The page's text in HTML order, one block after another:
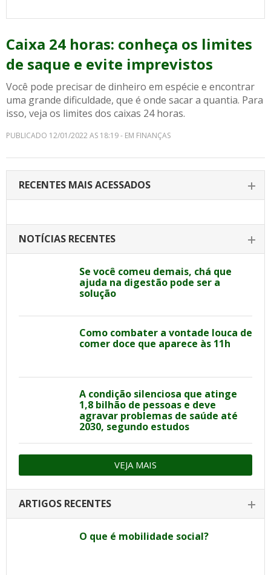
Caixa 24 horas: conheça os limites
de saque e evite imprevistos
Você pode precisar de dinheiro em espécie e encontrar
uma grande dificuldade, que é onde sacar a quantia. Para
isso, veja os limites dos caixas 24 horas.
PUBLICADO 12/01/2022 AS 18:19 - EM FINANÇAS
RECENTES MAIS ACESSADOS
NOTÍCIAS RECENTES
Se você comeu demais, chá que
ajuda na digestão pode ser a
solução
Como combater a vontade louca de
comer doce que aparece às 11h
A condição silenciosa que atinge
1,8 bilhão de pessoas e deve
agravar problemas de saúde até
2030, segundo estudos
VEJA MAIS
ARTIGOS RECENTES
O que é mobilidade social?